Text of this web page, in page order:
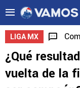
LIGA MX
¿Qué
vuelta de la